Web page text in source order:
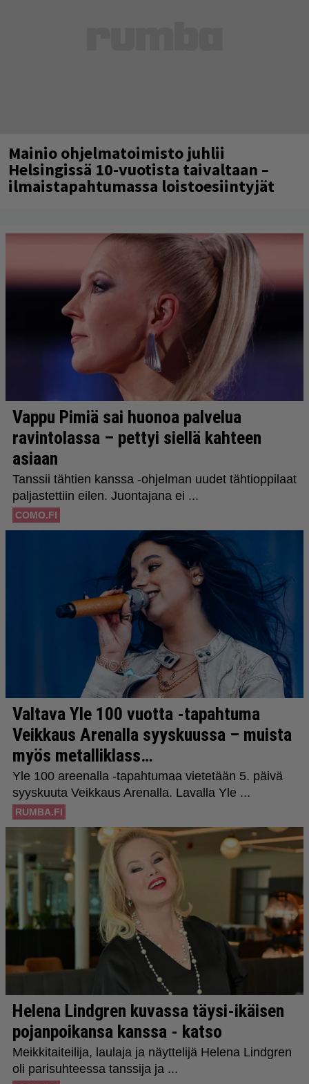
Mainio ohjelmatoimisto juhlii
Helsingissä 10-vuotista taivaltaan –
ilmaistapahtumassa loistoesiintyjät